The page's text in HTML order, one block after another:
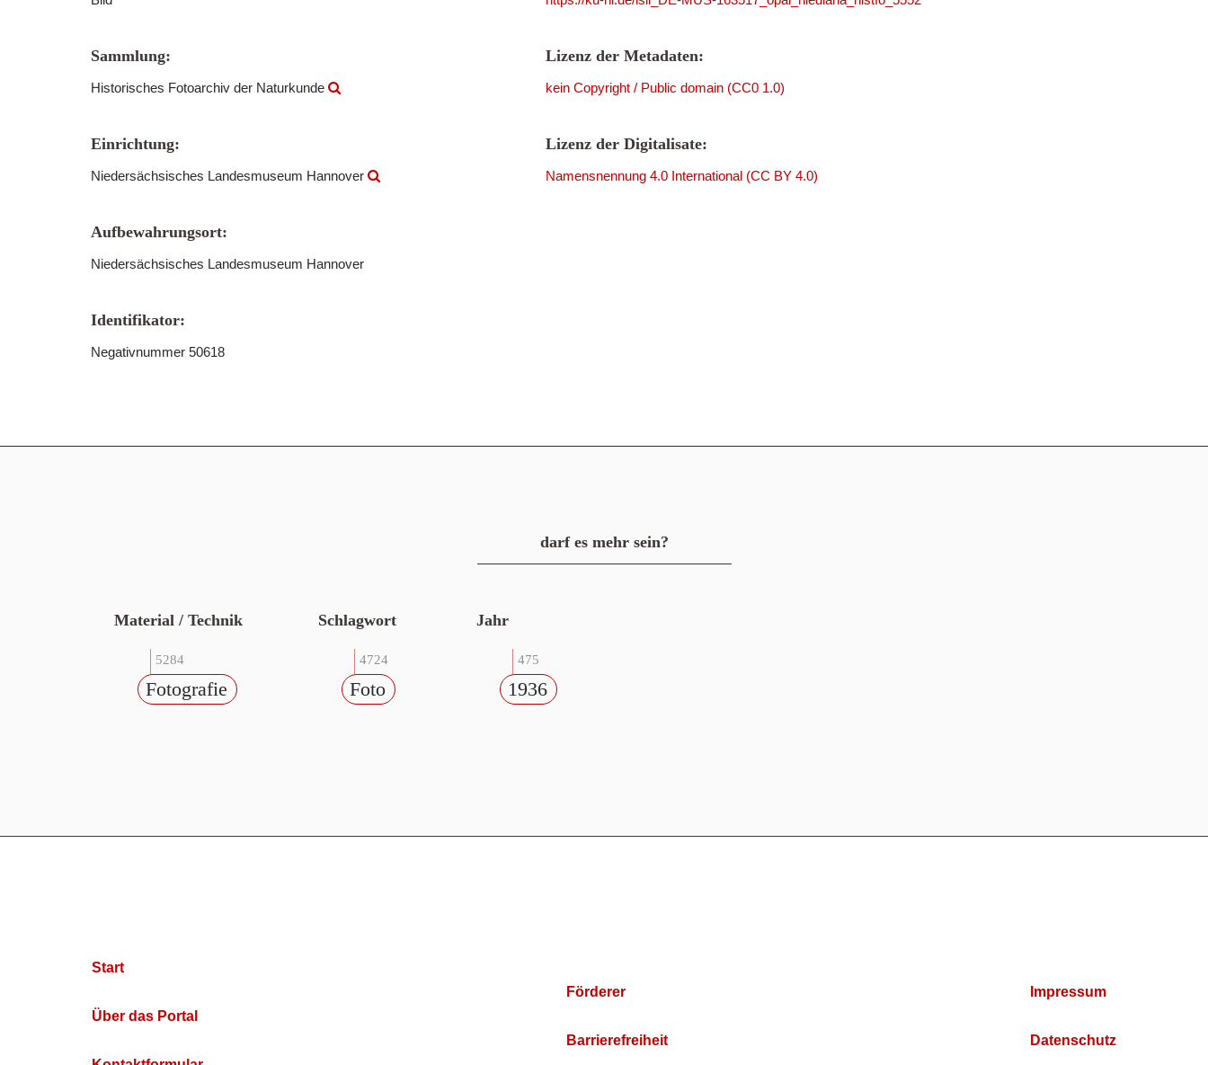
Sammlung:
Historisches Fotoarchiv der Naturkunde
Einrichtung:
Niedersächsisches Landesmuseum Hannover
Aufbewahrungsort:
Niedersächsisches Landesmuseum Hannover
Identifikator:
Negativnummer 50618
Lizenz der Metadaten:
kein Copyright / Public domain (CC0 1.0)
Lizenz der Digitalisate:
Namensnennung 4.0 International (CC BY 4.0)
darf es mehr sein?
Material / Technik
5284
Fotografie
Schlagwort
4724
Foto
Jahr
475
1936
Start
Über das Portal
Förderer
Barrierefreiheit
Impressum
Datenschutz